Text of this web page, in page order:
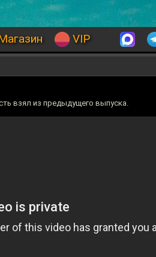
VIP
взял из предыдущего выпуска.